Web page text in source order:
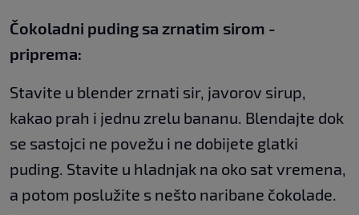
Čokoladni puding sa zrnatim sirom -
priprema:
Stavite u blender zrnati sir, javorov sirup,
kakao prah i jednu zrelu bananu. Blendajte dok
se sastojci ne povežu i ne dobijete glatki
puding. Stavite u hladnjak na oko sat vremena,
a potom poslužite s nešto naribane čokolade.